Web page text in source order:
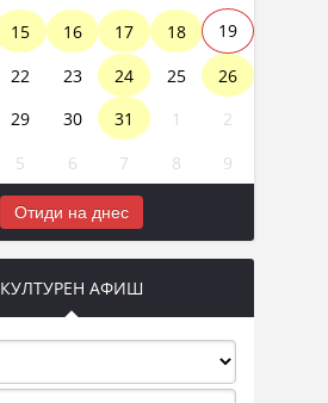
15 16 17 18
19
22 23 24 25
26
29 30 31 1
2
5 6 7 8 9
Отиди на днес
КУЛТУРЕН АФИШ